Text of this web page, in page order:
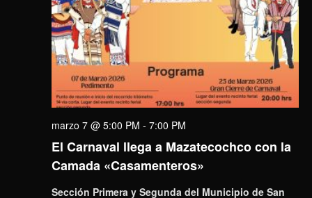
El Carnaval llega a Mazatecochco con la
Camada «Casamenteros»
marzo 7 @ 5:00 PM - 7:00 PM
Sección Primera y Segunda del Municipio de San